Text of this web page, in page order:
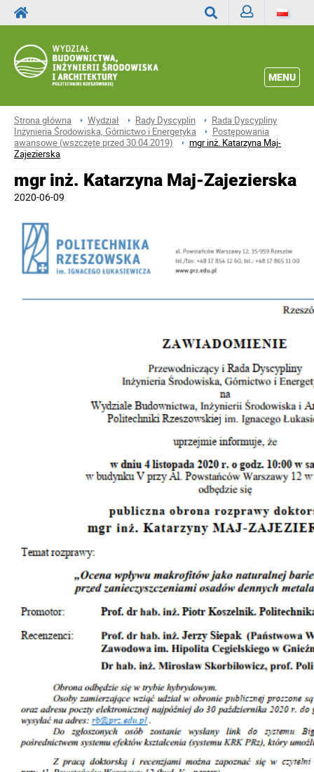
MENU
Strona główna Wydział Rady Dyscyplin
Rada Dyscypliny
Inżynieria Środowiska, Górnictwo i Energetyka
Postępowania
awansowe (wszczęte przed 30.04.2019)
mgr inż. Katarzyna Maj-
Zajezierska
mgr inż. Katarzyna Maj-Zajezierska
2020-06-09